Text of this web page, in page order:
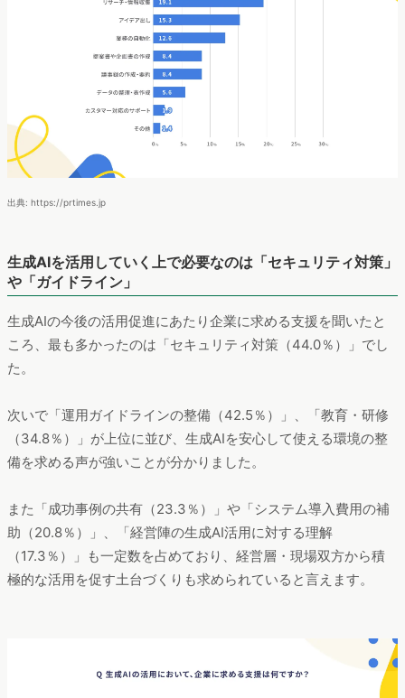
出典: https://prtimes.jp
生成AIを活用していく上で必要なのは「セキュリティ対策」
や「ガイドライン」
生成AIの今後の活用促進にあたり企業に求める支援を聞いたと
ころ、最も多かったのは「セキュリティ対策（44.0％）」でし
た。
次いで「運用ガイドラインの整備（42.5％）」、「教育・研修
（34.8％）」が上位に並び、生成AIを安心して使える環境の整
備を求める声が強いことが分かりました。
また「成功事例の共有（23.3％）」や「システム導入費用の補
助（20.8％）」、「経営陣の生成AI活用に対する理解
（17.3％）」も一定数を占めており、経営層・現場双方から積
極的な活用を促す土台づくりも求められていると言えます。